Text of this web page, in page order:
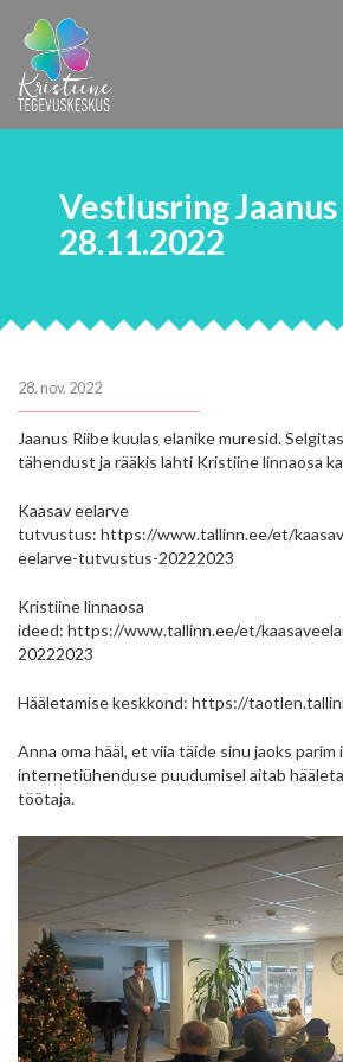
Vestlusring
28.11.2022
28. nov. 2022
Jaanus Riibe kuulas elanike muresid.
tähendust ja rääkis lahti Kristiine linnaosa
Kaasav eelarve
tutvustus: https://www.tallinn.ee/et/
eelarve-tutvustus-20222023
Kristiine linnaosa
ideed: https://www.tallinn.ee/et/
20222023
Hääletamise keskkond: https://
Anna oma hääl, et viia täide sinu jaoks
internetiühenduse puudumisel aitab
töötaja.